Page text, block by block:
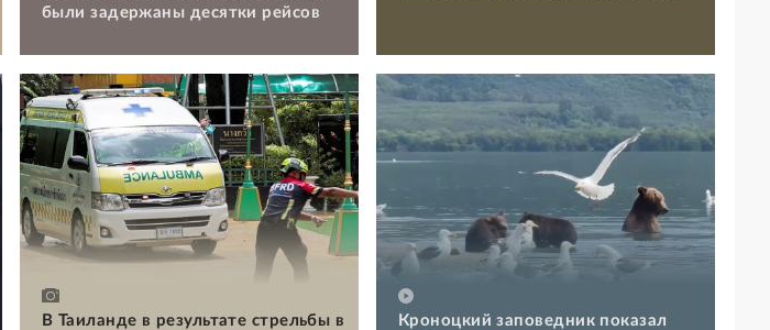
были задержаны десятки рейсов
В Таиланде в результате стрельбы в
Кроноцкий заповедник показал